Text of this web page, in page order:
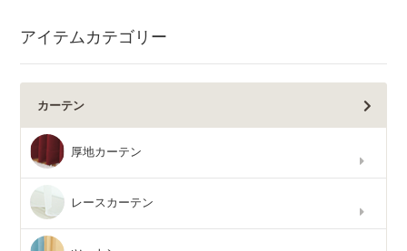
アイテムカテゴリー
カーテン
厚地カーテン
レースカーテン